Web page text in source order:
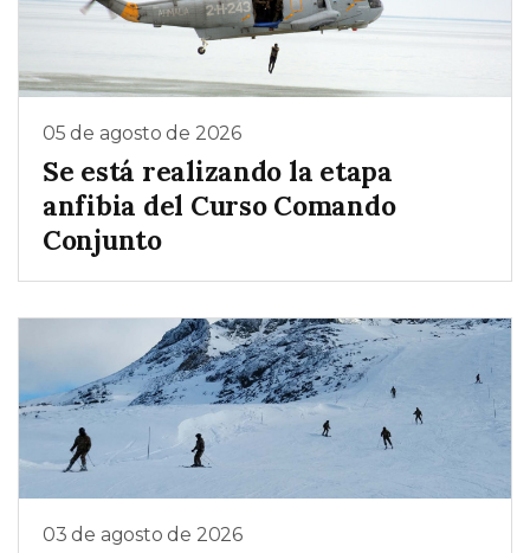
05 de agosto de 2026
Se está realizando la etapa
anfibia del Curso Comando
Conjunto
03 de agosto de 2026